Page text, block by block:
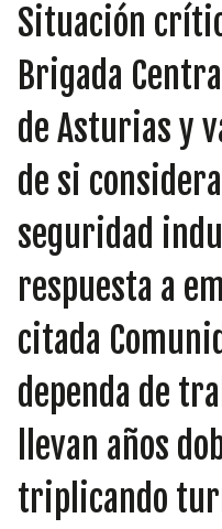
Situación
Brigada
de Asturias y
de si
seguridad
respuesta a
citada
dependa de
llevan años
triplicando